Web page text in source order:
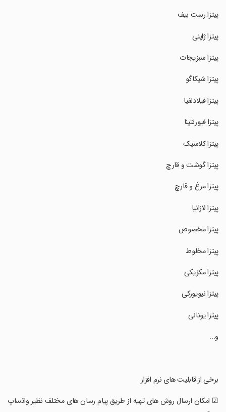
‏پیتزا رست بیف
‏پیتزا ژاپنی
‏پیتزا سبزیجات
‏پیتزا شیکاگو
‏پیتزا فیلادلفیا
‏پیتزا فیورنتینا
‏پیتزا کلاسیک
‏پیتزا گوشت و قارچ
‏پیتزا مرغ و قارچ
‏پیتزا لازانیا
‏پیتزا مخصوص
‏پیتزا مخلوط
‏پیتزا مکزیکی
‏پیتزا نیویورکی
‏پیتزا یونانی
‏و...
‏برخی از قابلیت های نرم افزار
‏☑ امکان ارسال روش های تهیه از طریق پیام رسان های مختلف نظیر واتساپ